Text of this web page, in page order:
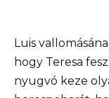
Luis
hogy Teresa
nyugvó keze